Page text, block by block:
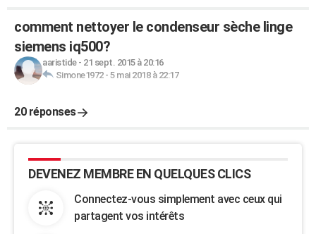
comment nettoyer le condenseur sèche linge
siemens iq500?
aaristide- 21 sept. 2015 à 20:16
Simone1972- 5 mai 2018 à 22:17
20 réponses
DEVENEZ MEMBRE EN QUELQUES CLICS
Connectez-vous simplement avec ceux qui
partagent vos intérêts